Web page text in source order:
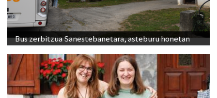
Bus zerbitzua Sanestebanetara, asteburu honetan